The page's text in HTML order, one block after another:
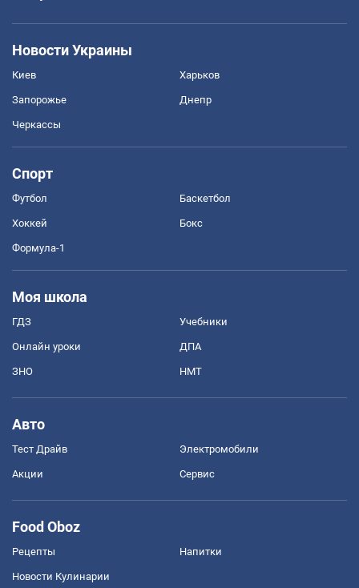
Новости Украины
Киев Харьков
Запорожье Днепр
Черкассы
Спорт
Футбол Баскетбол
Хоккей Бокс
Формула-1
Моя школа
ГДЗ Учебники
Онлайн уроки ДПА
ЗНО НМТ
Авто
Тест Драйв Электромобили
Акции Сервис
Food Oboz
Рецепты Напитки
Новости Кулинарии